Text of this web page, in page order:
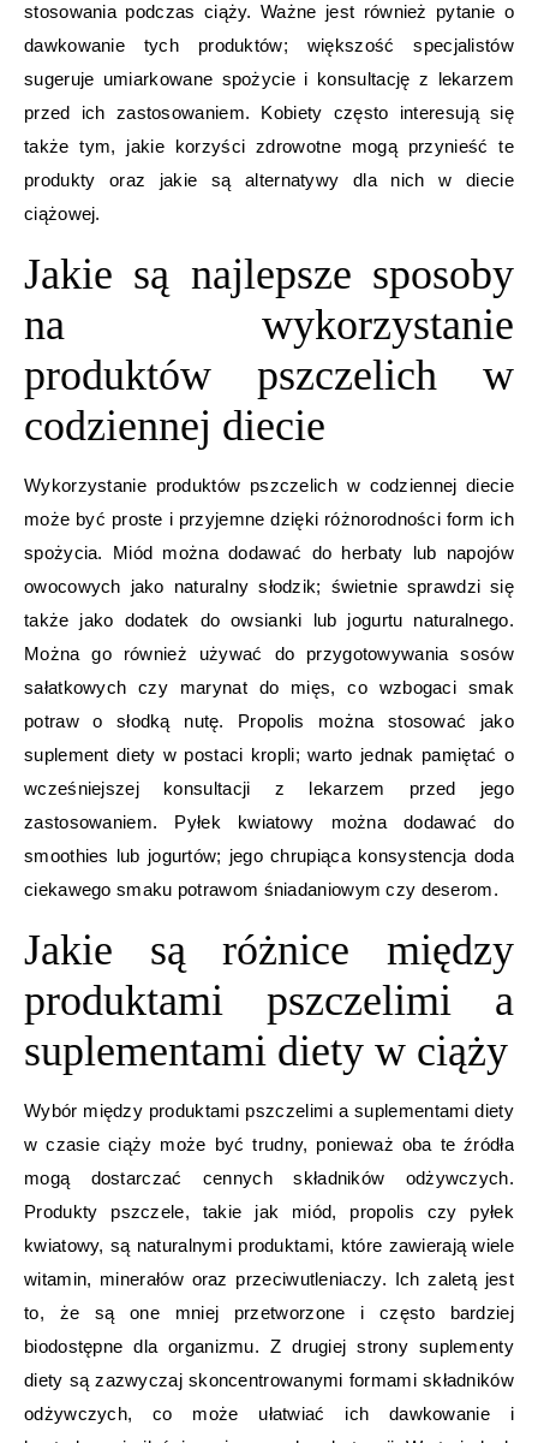
stosowania podczas ciąży. Ważne jest również pytanie o
dawkowanie tych produktów; większość specjalistów
sugeruje umiarkowane spożycie i konsultację z lekarzem
przed ich zastosowaniem. Kobiety często interesują się
także tym, jakie korzyści zdrowotne mogą przynieść te
produkty oraz jakie są alternatywy dla nich w diecie
ciążowej.
Jakie są najlepsze sposoby
na wykorzystanie
produktów pszczelich w
codziennej diecie
Wykorzystanie produktów pszczelich w codziennej diecie
może być proste i przyjemne dzięki różnorodności form ich
spożycia. Miód można dodawać do herbaty lub napojów
owocowych jako naturalny słodzik; świetnie sprawdzi się
także jako dodatek do owsianki lub jogurtu naturalnego.
Można go również używać do przygotowywania sosów
sałatkowych czy marynat do mięs, co wzbogaci smak
potraw o słodką nutę. Propolis można stosować jako
suplement diety w postaci kropli; warto jednak pamiętać o
wcześniejszej konsultacji z lekarzem przed jego
zastosowaniem. Pyłek kwiatowy można dodawać do
smoothies lub jogurtów; jego chrupiąca konsystencja doda
ciekawego smaku potrawom śniadaniowym czy deserom.
Jakie są różnice między
produktami pszczelimi a
suplementami diety w ciąży
Wybór między produktami pszczelimi a suplementami diety
w czasie ciąży może być trudny, ponieważ oba te źródła
mogą dostarczać cennych składników odżywczych.
Produkty pszczele, takie jak miód, propolis czy pyłek
kwiatowy, są naturalnymi produktami, które zawierają wiele
witamin, minerałów oraz przeciwutleniaczy. Ich zaletą jest
to, że są one mniej przetworzone i często bardziej
biodostępne dla organizmu. Z drugiej strony suplementy
diety są zazwyczaj skoncentrowanymi formami składników
odżywczych, co może ułatwiać ich dawkowanie i